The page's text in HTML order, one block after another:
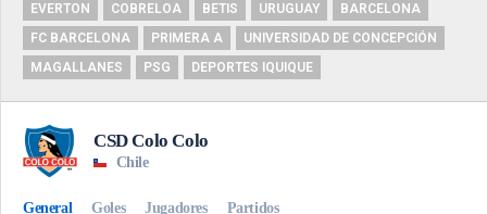
EVERTON
COBRELOA BETIS URUGUAY
BARCELONA
FC BARCELONA
PRIMERA A
UNIVERSIDAD DE CONCEPCIÓN
MAGALLANES
PSG DEPORTES IQUIQUE